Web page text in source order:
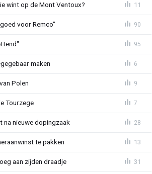
wint op de Mont Ventoux? 11
voor Remco" 90
95
maken 6
Polen 9
Tourzege 7
na nieuwe dopingzaak 28
te pakken 13
aan zijden draadje 31